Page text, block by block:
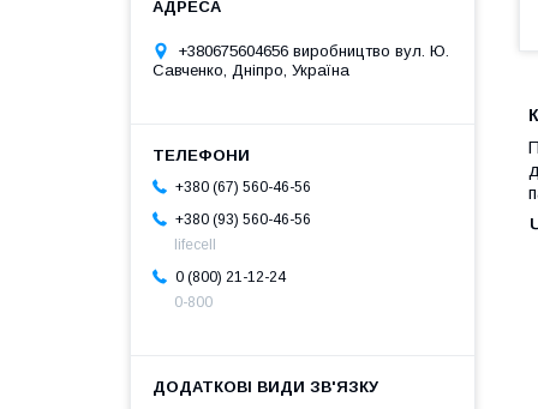
+380675604656 виробництво вул. Ю.
Савченко, Дніпро, Україна
+380 (67) 560-46-56
+380 (93) 560-46-56
lifecell
0 (800) 21-12-24
0-800